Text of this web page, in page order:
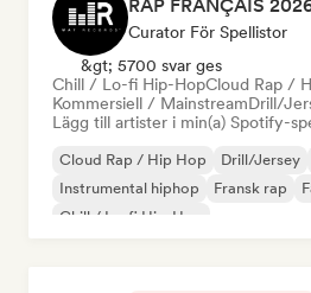
Curator För Spellistor
&gt; 5700 svar ges
Chill / Lo-fi Hip-HopCloud Rap /
Kommersiell / MainstreamDrill/
Lägg till artister i min(a) Spotify-
Cloud Rap / Hip Hop Drill/Jersey
Instrumental hiphop
Fransk rap
Chill / Lo-fi Hip-Hop